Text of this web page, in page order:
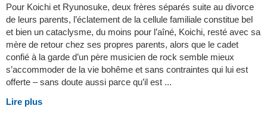
Pour Koichi et Ryunosuke, deux frères séparés suite au divorce
de leurs parents, l’éclatement de la cellule familiale constitue bel
et bien un cataclysme, du moins pour l’aîné, Koichi, resté avec sa
mère de retour chez ses propres parents, alors que le cadet
confié à la garde d’un père musicien de rock semble mieux
s’accommoder de la vie bohême et sans contraintes qui lui est
offerte – sans doute aussi parce qu’il est ...
Lire plus